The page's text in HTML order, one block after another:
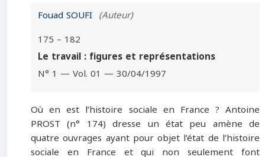
Fouad SOUFI (Auteur)
175 – 182
Le travail : figures et représentations
N° 1 — Vol. 01 — 30/04/1997
Où en est l’histoire sociale en France ? Antoine
PROST (n° 174) dresse un état peu amène de
quatre ouvrages ayant pour objet l’état de l’histoire
sociale en France et qui non seulement font